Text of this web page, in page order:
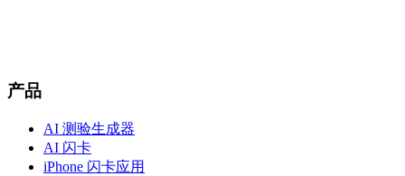
产品
AI 测验生成器
AI 闪卡
iPhone 闪卡应用